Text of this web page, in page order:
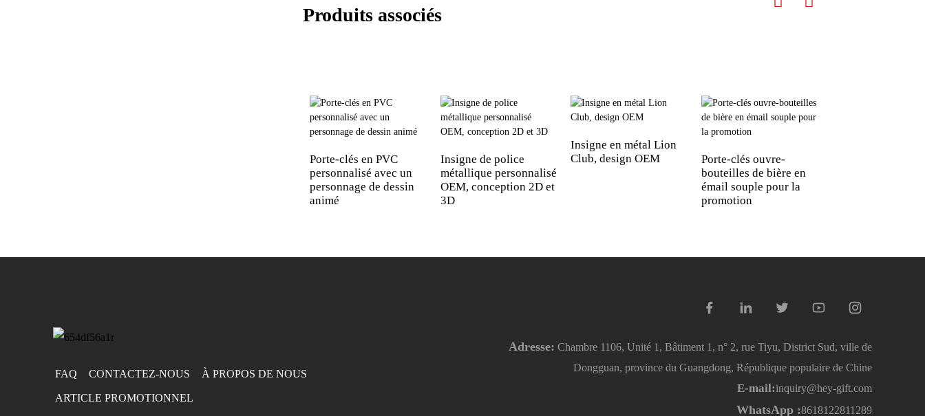
Produits associés
Porte-clés en PVC
personnalisé avec un
personnage de dessin
animé
Insigne de police
métallique personnalisé
OEM, conception 2D et
3D
Insigne en métal Lion
Club, design OEM
Porte-clés ouvre-
bouteilles de bière en
émail souple pour la
promotion
FAQ CONTACTEZ-NOUS À PROPOS DE NOUS
ARTICLE PROMOTIONNEL
Adresse: Chambre 1106, Unité 1, Bâtiment 1, n° 2, rue Tiyu, District Sud, ville de
Dongguan, province du Guangdong, République populaire de Chine
E-mail:inquiry@hey-gift.com
WhatsApp :8618122811289